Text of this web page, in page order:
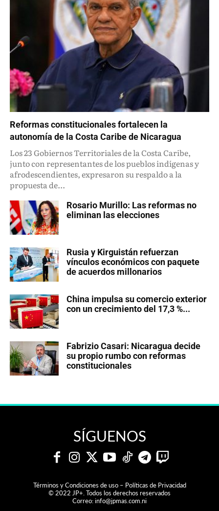
Reformas constitucionales fortalecen la
autonomía de la Costa Caribe de Nicaragua
Los 23 Gobiernos Territoriales de la Costa Caribe,
junto con representantes de los pueblos indígenas y
afrodescendientes, expresaron su respaldo a la
propuesta de...
Rosario Murillo: Las reformas no
eliminan las elecciones
Rusia y Kirguistán refuerzan
vínculos económicos con paquete
de acuerdos millonarios
China impulsa su comercio exterior
con un crecimiento del 17,3 %...
Fabrizio Casari: Nicaragua decide
su propio rumbo con reformas
constitucionales
SÍGUENOS
Términos y Condiciones de uso – Políticas de Privacidad
© 2022 JP+. Todos los derechos reservados
Correo:info@jpmas.com.ni